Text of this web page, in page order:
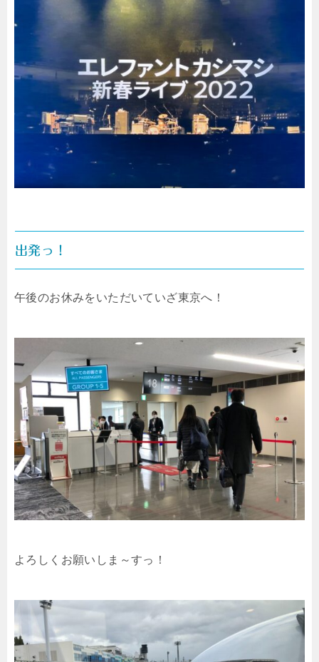
出発っ！
午後のお休みをいただいていざ東京へ！
よろしくお願いしま～すっ！